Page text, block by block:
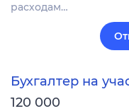
расходам…
Бухгалтер на
120 000